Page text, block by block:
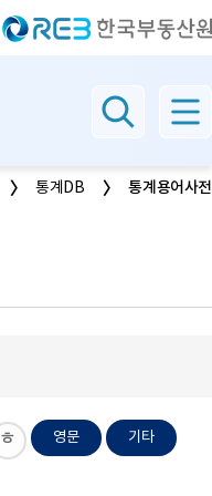
통계DB 통계용어사전
ㅎ 영문 기타